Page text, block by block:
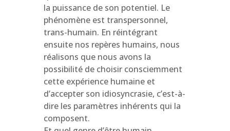
la puissance de son potentiel. Le
phénomène est transpersonnel,
trans-humain. En réintégrant
ensuite nos repères humains, nous
réalisons que nous avons la
possibilité de choisir consciemment
cette expérience humaine et
d’accepter son idiosyncrasie, c’est-à-
dire les paramètres inhérents qui la
composent.